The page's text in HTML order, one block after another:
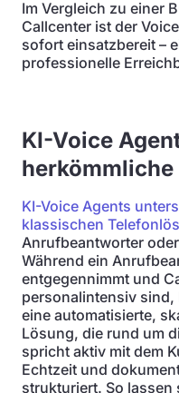
Im Vergleich zu einer
Callcenter ist der
sofort einsatzbereit –
professionelle
KI-Voice
herkömmliche
KI-Voice Agents
klassischen
Anrufbeantworter
Während ein
entgegennimmt und
personalintensiv sind,
eine automatisierte,
Lösung, die rund um
spricht aktiv mit dem
Echtzeit und
strukturiert. So lassen